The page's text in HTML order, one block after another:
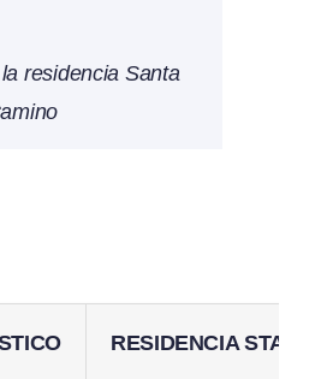
residencia Santa
RESIDENCIA STA.